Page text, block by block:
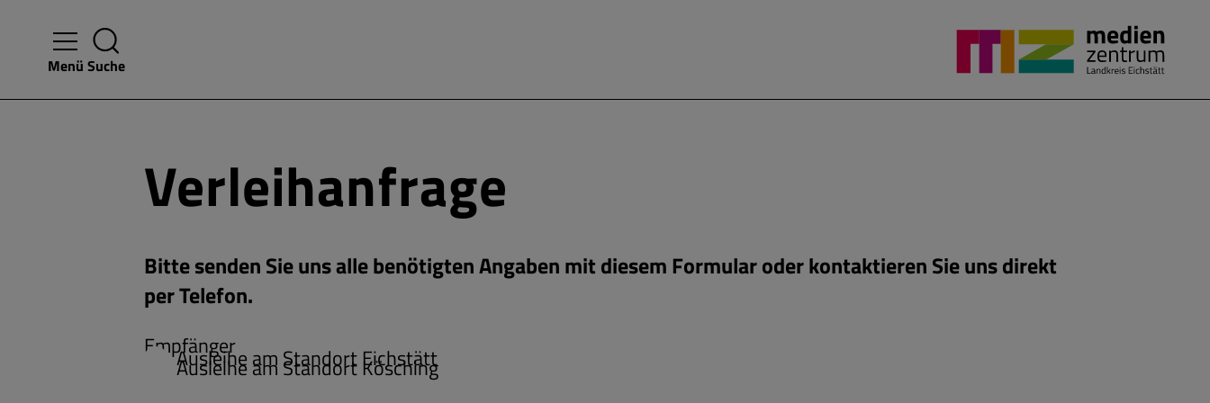
Menü Suche
Verleihanfrage
Bitte senden Sie uns alle benötigten Angaben mit diesem Formular oder kontaktieren Sie uns direkt
per Telefon.
Empfänger
Ausleihe am Standort Eichstätt
Ausleihe am Standort Kösching